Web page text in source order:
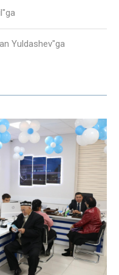
"ga
Yuldashev"ga